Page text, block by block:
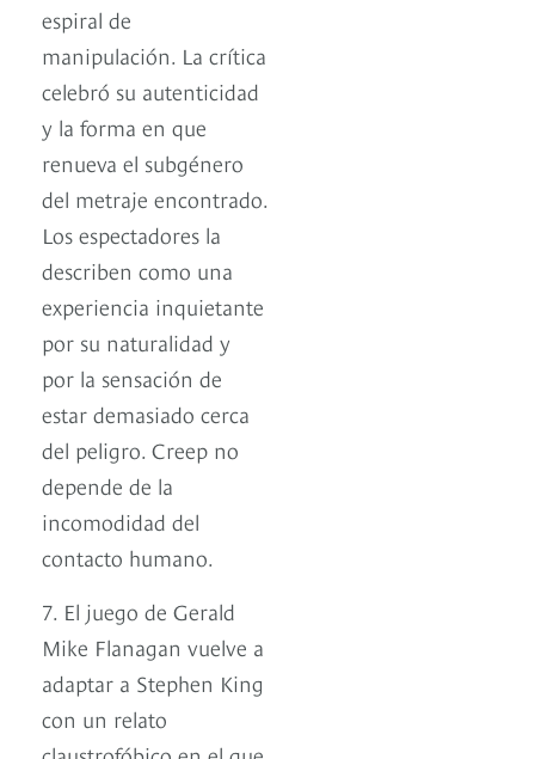
espiral de
manipulación. La crítica
celebró su autenticidad
y la forma en que
renueva el subgénero
del metraje encontrado.
Los espectadores la
describen como una
experiencia inquietante
por su naturalidad y
por la sensación de
estar demasiado cerca
del peligro. Creep no
depende de la
incomodidad del
contacto humano.
7. El juego de Gerald
Mike Flanagan vuelve a
adaptar a Stephen King
con un relato